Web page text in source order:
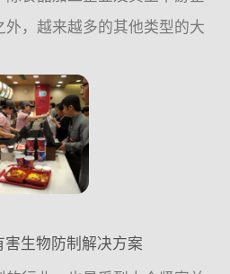
外，越来越多的其他类型的大
要，;例外一方面也是工厂自
力的一个...
害生物防制解决方案